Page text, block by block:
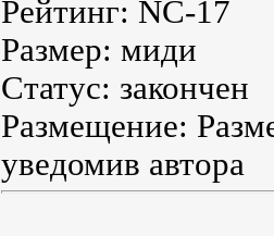
Рейтинг: NC-17
Размер: миди
Статус: закончен
Размещение:
уведомив автора